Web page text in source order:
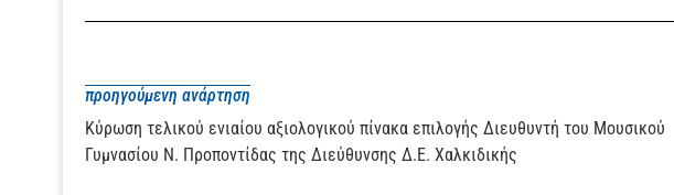
προηγούμενη ανάρτηση
Κύρωση τελικού ενιαίου αξιολογικού πίνακα επιλογής Διευθυντή του Μουσικού
Γυμνασίου Ν. Προποντίδας της Διεύθυνσης Δ.Ε. Χαλκιδικής